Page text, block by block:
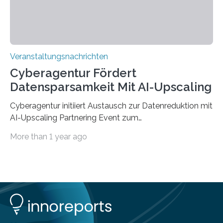
Veranstaltungsnachrichten
Cyberagentur Fördert
Datensparsamkeit Mit AI-Upscaling
Cyberagentur initiiert Austausch zur Datenreduktion mit
AI-Upscaling Partnering Event zum
innovative DatenverarbeitungDie Agentur für
Entwicklung von Technologien zur gezielten
Datenreduktion und Rekonstruktion in schwierigen
Kommunikationsumgebungen. Das Event dient der
More than 1 year ago